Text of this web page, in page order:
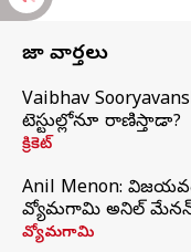
తాజా వార్తలు
Vaibhav
టెస్టుల్లోనూ రాణిస్తాడా?
క్రికెట్
Anil Menon:
వ్యోమగామి అనిల్‌
వ్యోమగామి